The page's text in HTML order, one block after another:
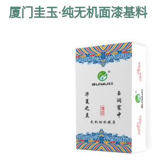
厦门圭玉·纯无机面漆基料